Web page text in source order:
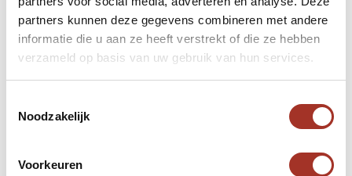
partners kunnen deze gegevens combineren met andere
informatie die u aan ze heeft verstrekt of die ze hebben
verzameld op basis van uw gebruik van hun services.
Noodzakelijk
Voorkeuren